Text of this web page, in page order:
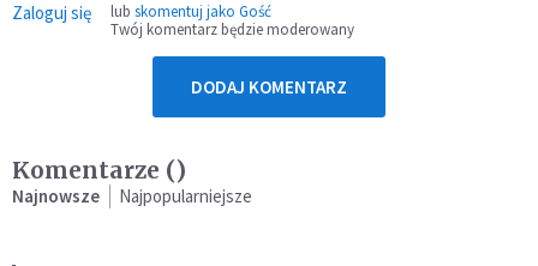
Zaloguj się lub skomentuj jako Gość
Twój komentarz będzie moderowany
DODAJ KOMENTARZ
Komentarze ()
Najnowsze Najpopularniejsze